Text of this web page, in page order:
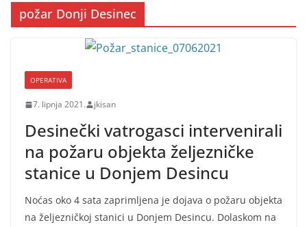
požar Donji Desinec
OPERATIVA
7. lipnja 2021. jkisan
Desinečki vatrogasci intervenirali
na požaru objekta željezničke
stanice u Donjem Desincu
Noćas oko 4 sata zaprimljena je dojava o požaru objekta
na željezničkoj stanici u Donjem Desincu. Dolaskom na